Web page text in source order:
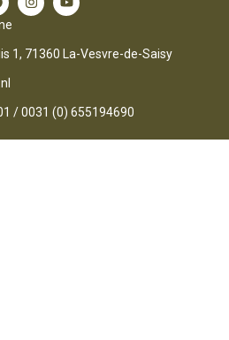
1, 71360 La-Vesvre-de-Saisy
/ 0031 (0) 655194690